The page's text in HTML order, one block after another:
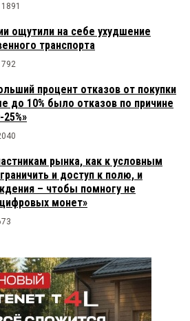
1891
ощутили на себе ухудшение
транспорта
процент отказов от покупки
до 10% было отказов по причине
рынка, как к условным
и доступ к полю, и
– чтобы помногу не
монет»